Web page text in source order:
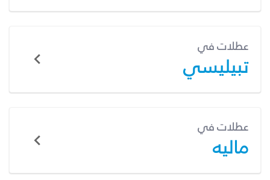
عطلات في
تبيليسي
عطلات في
ماليه